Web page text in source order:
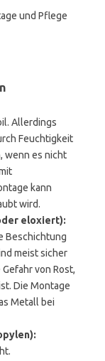
und Pflege
Allerdings
Feuchtigkeit
wenn es nicht
kann
wird.
eloxiert):
Beschichtung
meist sicher
von Rost,
Die Montage
Metall bei